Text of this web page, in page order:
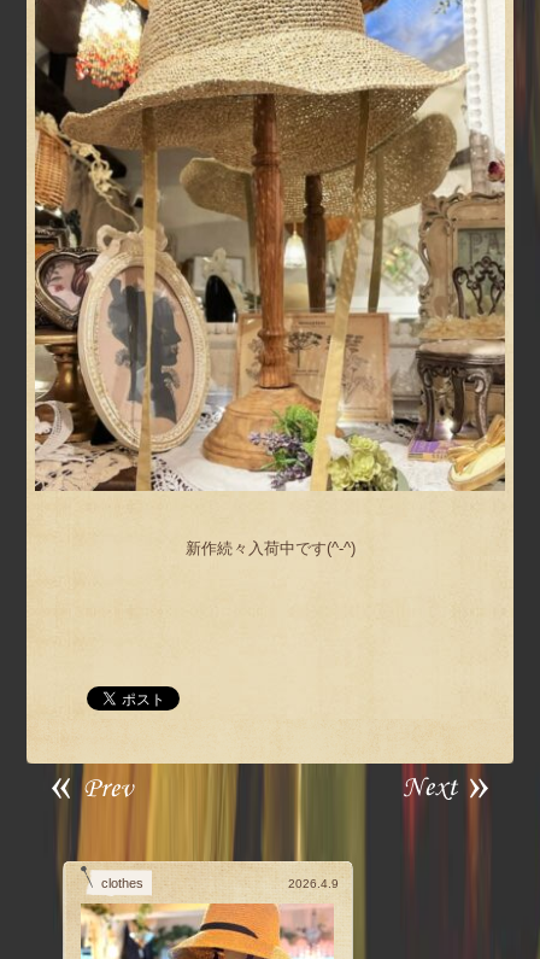
新作続々入荷中です(^-^)
clothes 2026.4.9